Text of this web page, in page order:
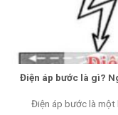
Điện áp bước là gì?
Điện áp bước là một